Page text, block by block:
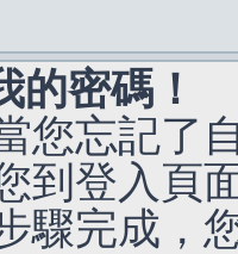
的密碼！
您忘記了
到登入頁
驟完成，